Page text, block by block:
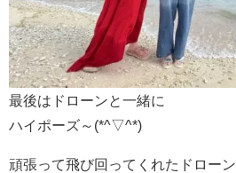
最後はドローンと一緒に
ハイポーズ～(*^▽^*)
頑張って飛び回ってくれたドローン